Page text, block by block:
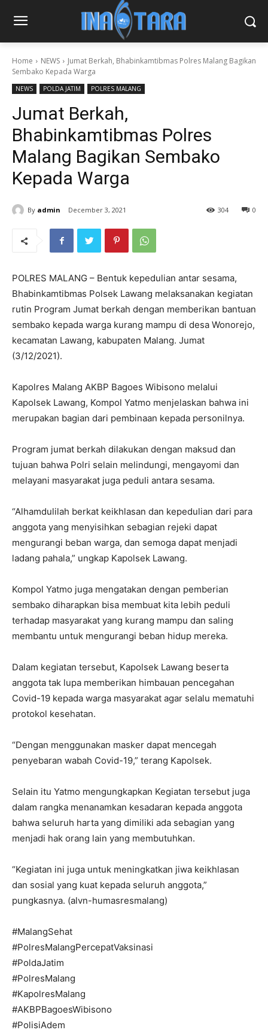
Home NEWS
Jumat Berkah, Bhabinkamtibmas Polres Malang Bagikan
Sembako Kepada Warga
NEWS POLDA JATIM POLRES MALANG
Jumat Berkah,
Bhabinkamtibmas Polres
Malang Bagikan Sembako
Kepada Warga
By admin December 3, 2021 0
304
POLRES MALANG – Bentuk kepedulian antar sesama,
Bhabinkamtibmas Polsek Lawang melaksanakan kegiatan
rutin Program Jumat berkah dengan memberikan bantuan
sembako kepada warga kurang mampu di desa Wonorejo,
kecamatan Lawang, kabupaten Malang. Jumat
(3/12/2021).
Kapolres Malang AKBP Bagoes Wibisono melalui
Kapolsek Lawang, Kompol Yatmo menjelaskan bahwa ini
merupakan bagian dari pembinaan kepada personilnya.
Program jumat berkah dilakukan dengan maksud dan
tujuan bahwa Polri selain melindungi, mengayomi dan
melayani masyarakat juga peduli antara sesama.
“Alhamdulilah berkat keikhlasan dan kepedulian dari para
anggota yang menyisihkan sebagian rejeki dapat
mengurangi beban warga, dan semoga dapat menjadi
ladang pahala,” ungkap Kapolsek Lawang.
Kompol Yatmo juga mengatakan dengan pemberian
sembako diharapkan bisa membuat kita lebih peduli
terhadap masyarakat yang kurang mampu dan saling
membantu untuk mengurangi beban hidup mereka.
Dalam kegiatan tersebut, Kapolsek Lawang beserta
anggota tak lupa memberikan himbauan pencegahan
Covid-19 kepada warga masyarakat agar selalu mematuhi
protokol kesehatan.
“Dengan menggunakan masker dapat mencegah
penyebaran wabah Covid-19,” terang Kapolsek.
Selain itu Yatmo mengungkapkan Kegiatan tersebut juga
dalam rangka menanamkan kesadaran kepada anggota
bahwa seluruh harta yang dimiliki ada sebagian yang
menjadi hak orang lain yang membutuhkan.
“Kegiatan ini juga untuk meningkatkan jiwa keikhlasan
dan sosial yang kuat kepada seluruh anggota,”
pungkasnya. (alvn-humasresmalang)
#MalangSehat
#PolresMalangPercepatVaksinasi
#PoldaJatim
#PolresMalang
#KapolresMalang
#AKBPBagoesWibisono
#PolisiAdem